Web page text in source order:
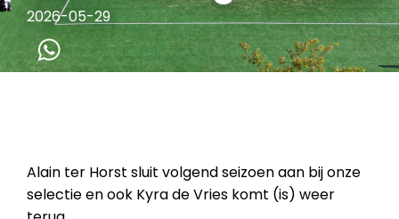
2026-05-29
Alain ter Horst sluit volgend seizoen aan bij onze
selectie en ook Kyra de Vries komt (is) weer